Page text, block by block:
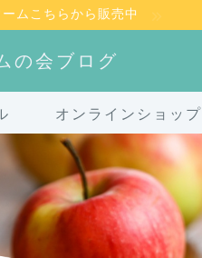
ムこちらから販売中
の会ブログ
オンラインショップ